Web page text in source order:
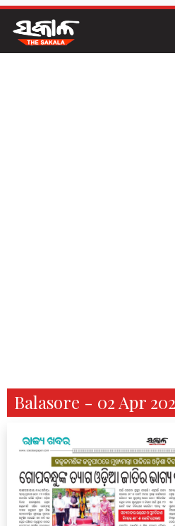
Balasore - 02 Apr